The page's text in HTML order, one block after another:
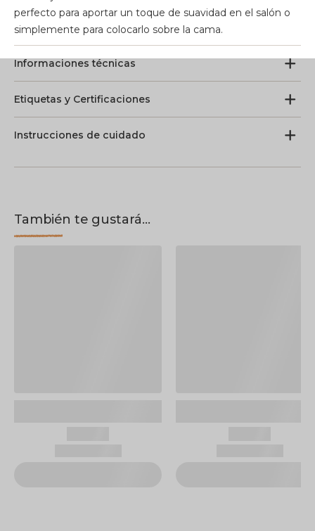
perfecto para aportar un toque de suavidad en el salón o
simplemente para colocarlo sobre la cama.
Informaciones técnicas
Etiquetas y Certificaciones
Instrucciones de cuidado
También te gustará...